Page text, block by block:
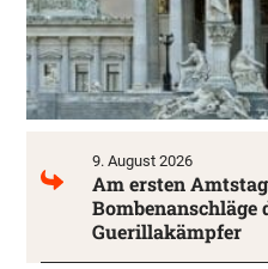
9. August 2026
Am ersten
Bombenanschläge
Guerillakämpfer